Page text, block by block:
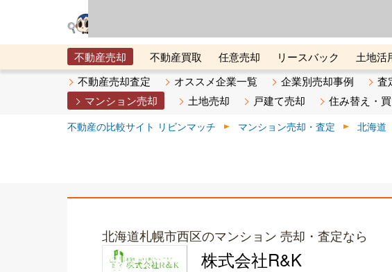
不動産売却 不動産買取 任意売却 リースバック 土地活
メタ住宅展示場
ベスト不動産カンパニー オンライン講座 リ
不動産売却査定 オススメ企業一覧 企業別売却事例 査
マンション売却
土地売却 戸建て売却 住み替え・買
不動産の比較サイト リビンマッチ マンション売却・査定 北海道
北海道札幌市西区のマンション 売却・査定なら
株式会社R&K